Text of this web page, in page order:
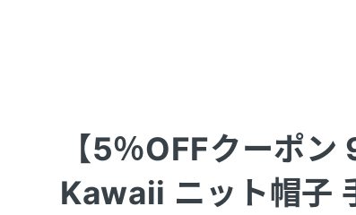
【5％OFFクーポ
Kawaii ニット帽子